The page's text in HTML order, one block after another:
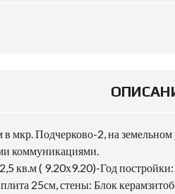
мкр. Подчерково-2, на
коммуникациями.
кв.м ( 9.20х9.20)-Год
25см, стены: Блок